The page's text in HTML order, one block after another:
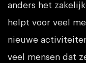
anders het
helpt voor veel
nieuwe
veel mensen dat